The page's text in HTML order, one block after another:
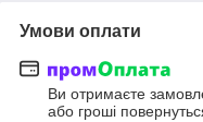
Умови оплати
Ви отримаєте
або гроші